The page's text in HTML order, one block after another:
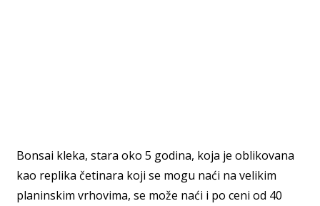
Bonsai kleka, stara oko 5 godina, koja je oblikovana
kao replika četinara koji se mogu naći na velikim
planinskim vrhovima, se može naći i po ceni od 40